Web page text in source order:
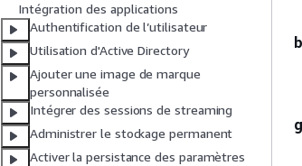
Intégration des applications
Authentification de l’utilisateur
Utilisation d'Active Directory
Ajouter une image de marque
personnalisée
Intégrer des sessions de streaming
Administrer le stockage permanent
Activer la persistance des paramètres